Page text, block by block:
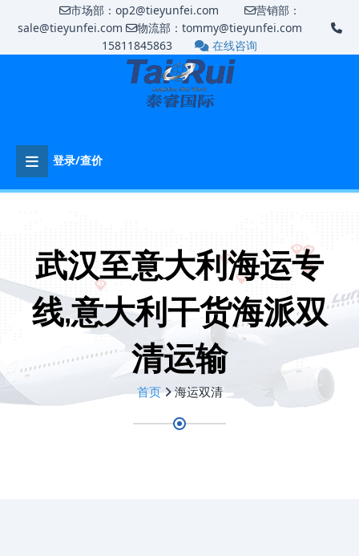
市场部：op2@tieyunfei.com
营销部：
sale@tieyunfei.com
物流部：tommy@tieyunfei.com
15811845863
在线咨询
登录/查价
武汉至意大利海运专
线‌,意大利干货海派双
清运输
首页 海运双清